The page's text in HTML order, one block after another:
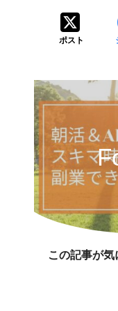
ポスト
この記事が